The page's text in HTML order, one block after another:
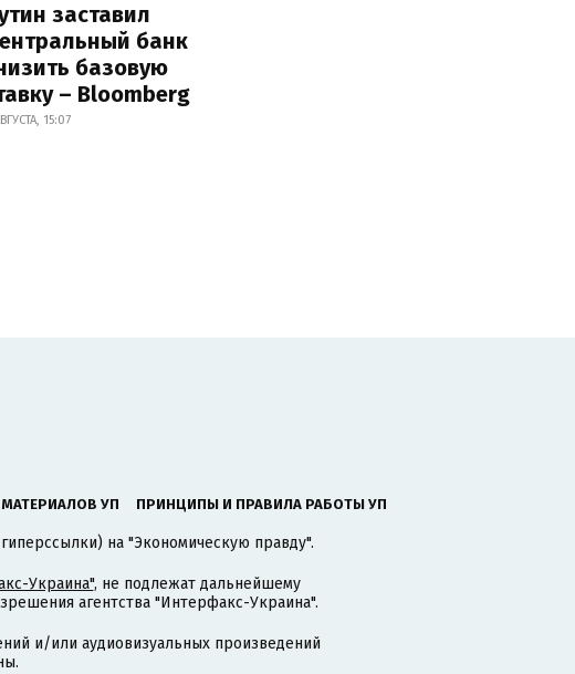
заставил
банк
базовую
– Bloomberg
15:07
УП ПРИНЦИПЫ И ПРАВИЛА РАБОТЫ УП
на "Экономическую правду".
Украина", не подлежат дальнейшему
агентства "Интерфакс-Украина".
и/или аудиовизуальных произведений